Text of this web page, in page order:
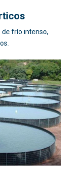
de frío intenso,